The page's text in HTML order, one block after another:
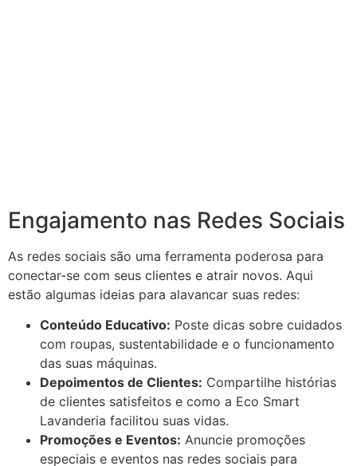
Engajamento nas Redes Sociais
As redes sociais são uma ferramenta poderosa para
conectar-se com seus clientes e atrair novos. Aqui
estão algumas ideias para alavancar suas redes:
Conteúdo Educativo: Poste dicas sobre cuidados
com roupas, sustentabilidade e o funcionamento
das suas máquinas.
Depoimentos de Clientes: Compartilhe histórias
de clientes satisfeitos e como a Eco Smart
Lavanderia facilitou suas vidas.
Promoções e Eventos: Anuncie promoções
especiais e eventos nas redes sociais para